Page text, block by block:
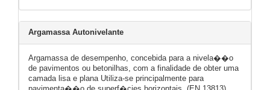
Argamassa Autonivelante
Argamassa de desempenho, concebida para a nivela��o
de pavimentos ou betonilhas, com a finalidade de obter uma
camada lisa e plana Utiliza-se principalmente para